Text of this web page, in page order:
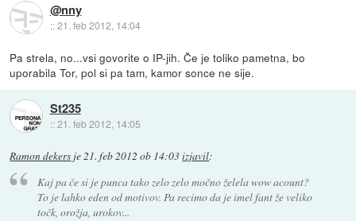
@nny
::21. feb 2012, 14:04
Pa strela, no...vsi govorite o IP-jih. Če je toliko pametna, bo
uporabila Tor, pol si pa tam, kamor sonce ne sije.
St235
::21. feb 2012, 14:05
Ramon dekers je21. feb 2012 ob 14:03izjavil:
Kaj pa če si je punca tako zelo zelo močno želela wow acount?
To je lahko eden od motivov. Pa recimo da je imel fant že veliko
točk, orožja, urokov...